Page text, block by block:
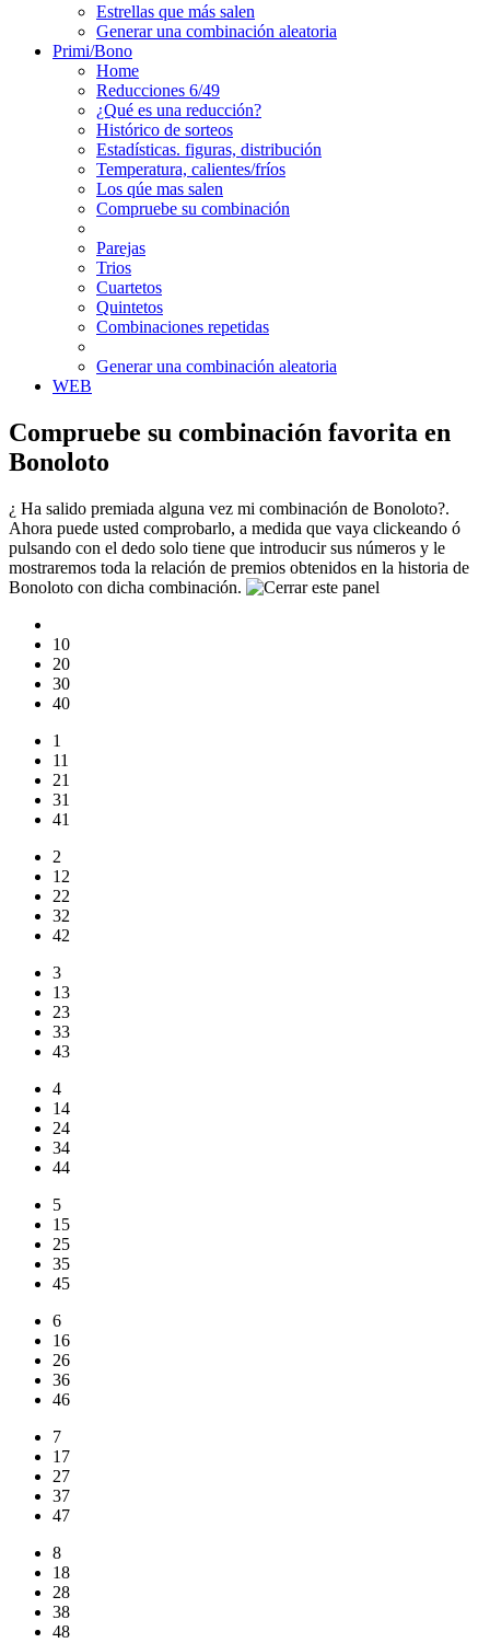
Estrellas que más salen
Generar una combinación aleatoria
Primi/Bono
Home
Reducciones 6/49
¿Qué es una reducción?
Histórico de sorteos
Estadísticas. figuras, distribución
Temperatura, calientes/fríos
Los qúe mas salen
Compruebe su combinación
Parejas
Trios
Cuartetos
Quintetos
Combinaciones repetidas
Generar una combinación aleatoria
WEB
Compruebe su combinación favorita en
Bonoloto
¿ Ha salido premiada alguna vez mi combinación de Bonoloto?.
Ahora puede usted comprobarlo, a medida que vaya clickeando ó
pulsando con el dedo solo tiene que introducir sus números y le
mostraremos toda la relación de premios obtenidos en la historia de
Bonoloto con dicha combinación.
10
20
30
40
1
11
21
31
41
2
12
22
32
42
3
13
23
33
43
4
14
24
34
44
5
15
25
35
45
6
16
26
36
46
7
17
27
37
47
8
18
28
38
48